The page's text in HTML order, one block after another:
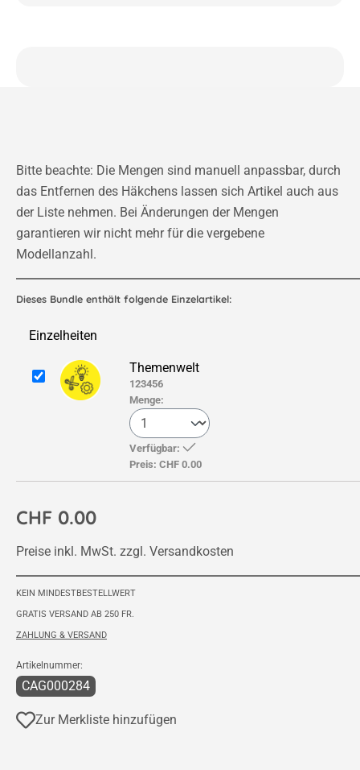
Bitte beachte: Die Mengen sind manuell anpassbar, durch
das Entfernen des Häkchens lassen sich Artikel auch aus
der Liste nehmen. Bei Änderungen der Mengen
garantieren wir nicht mehr für die vergebene
Modellanzahl.
CHF 0.00
Preise inkl. MwSt. zzgl. Versandkosten
Dieses Bundle enthält folgende Einzelartikel:
Einzelheiten
Themenwelt
123456
Menge:
Verfügbar:
Preis: CHF 0.00
KEIN MINDESTBESTELLWERT
GRATIS VERSAND AB 250 FR.
ZAHLUNG & VERSAND
Artikelnummer:
CAG000284
Zur Merkliste hinzufügen